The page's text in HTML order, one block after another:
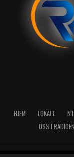
HJEM LOKALT
OSS I RADIOEN